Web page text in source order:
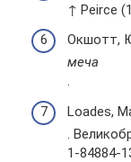
↑ Peirce
Окшотт,
меча
.
Loades,
.
1-84884-